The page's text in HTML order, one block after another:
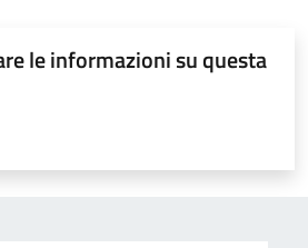
le informazioni su questa
5 stelle su 5
su 5
su 5
5